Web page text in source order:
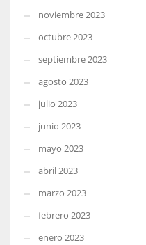
noviembre 2023
octubre 2023
septiembre 2023
agosto 2023
julio 2023
junio 2023
mayo 2023
abril 2023
marzo 2023
febrero 2023
enero 2023